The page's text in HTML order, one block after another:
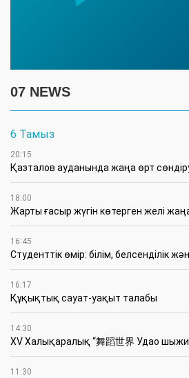
07 NEWS
6 Тамыз
20:15
Қазталов ауданында жаңа өрт
18:00
Жарты ғасыр жүгін көтерген желі
16:45
Студенттік өмір: білім, белсенділік
16:17
Құқықтық сауат-уақыт талабы
14:30
XV Халықаралық “舞蹈世界 Удао
11:30